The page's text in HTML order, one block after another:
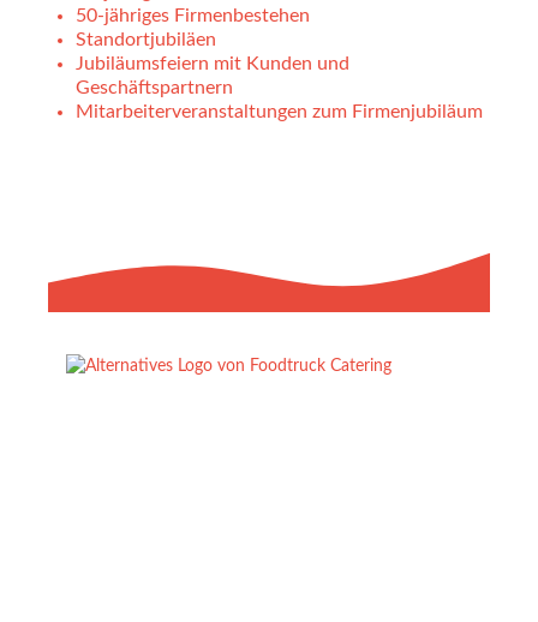
50-jähriges Firmenbestehen
Standortjubiläen
Jubiläumsfeiern mit Kunden und
Geschäftspartnern
Mitarbeiterveranstaltungen zum Firmenjubiläum